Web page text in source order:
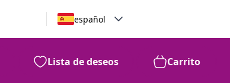
español
Lista de deseos Carrito